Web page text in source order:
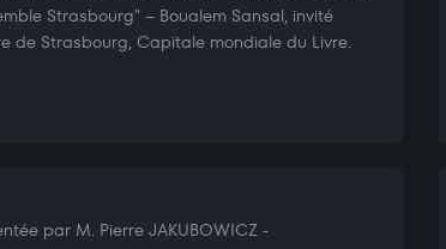
Strasbourg" – Boualem Sansal, invité
de Strasbourg, Capitale mondiale du Livre.
par M. Pierre JAKUBOWICZ -